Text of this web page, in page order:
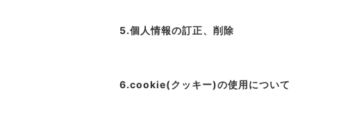
5.個人情報の訂正、削除
6.cookie(クッキー)の使用について